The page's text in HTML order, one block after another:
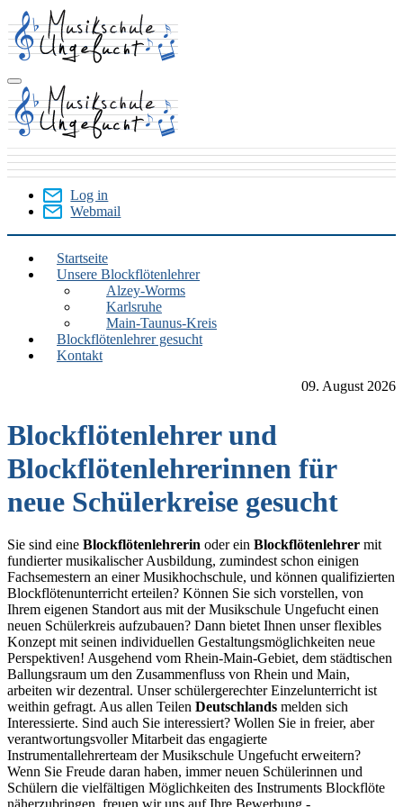
Skip
to
main
content
User
Menu
Log in
Webmail
Blockflöte
Startseite
Unsere Blockflötenlehrer
Alzey-Worms
Karlsruhe
Main-Taunus-Kreis
Blockflötenlehrer gesucht
Kontakt
09. August 2026
Blockflötenlehrer und
Blockflötenlehrerinnen für
neue Schülerkreise gesucht
Sie sind eine Blockflötenlehrerin oder ein Blockflötenlehrer mit
fundierter musikalischer Ausbildung, zumindest schon einigen
Fachsemestern an einer Musikhochschule, und können qualifizierten
Blockflötenunterricht erteilen? Können Sie sich vorstellen, von
Ihrem eigenen Standort aus mit der Musikschule Ungefucht einen
neuen Schülerkreis aufzubauen? Dann bietet Ihnen unser flexibles
Konzept mit seinen individuellen Gestaltungsmöglichkeiten neue
Perspektiven! Ausgehend vom Rhein-Main-Gebiet, dem städtischen
Ballungsraum um den Zusammenfluss von Rhein und Main,
arbeiten wir dezentral. Unser schülergerechter Einzelunterricht ist
weithin gefragt. Aus allen Teilen Deutschlands melden sich
Interessierte. Sind auch Sie interessiert? Wollen Sie in freier, aber
verantwortungsvoller Mitarbeit das engagierte
Instrumentallehrerteam der Musikschule Ungefucht erweitern?
Wenn Sie Freude daran haben, immer neuen Schülerinnen und
Schülern die vielfältigen Möglichkeiten des Instruments Blockflöte
näherzubringen, freuen wir uns auf Ihre Bewerbung -